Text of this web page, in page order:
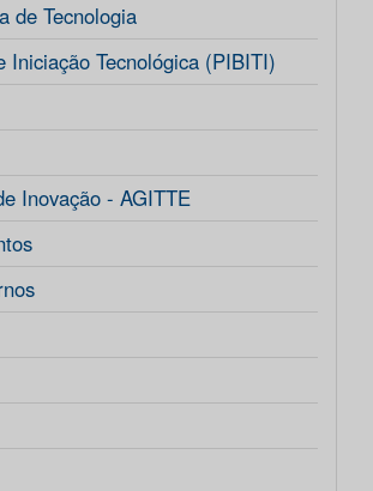
de Tecnologia
Iniciação Tecnológica (PIBITI)
Inovação - AGITTE